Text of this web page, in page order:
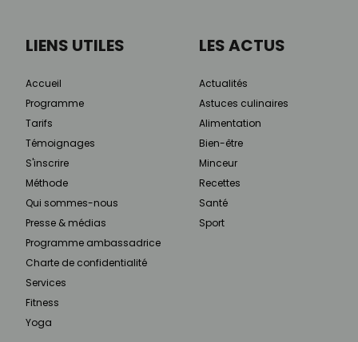
LIENS UTILES
Accueil
Programme
Tarifs
Témoignages
S'inscrire
Méthode
Qui sommes-nous
Presse & médias
Programme ambassadrice
Charte de confidentialité
Services
Fitness
Yoga
LES ACTUS
Actualités
Astuces culinaires
Alimentation
Bien-être
Minceur
Recettes
Santé
Sport